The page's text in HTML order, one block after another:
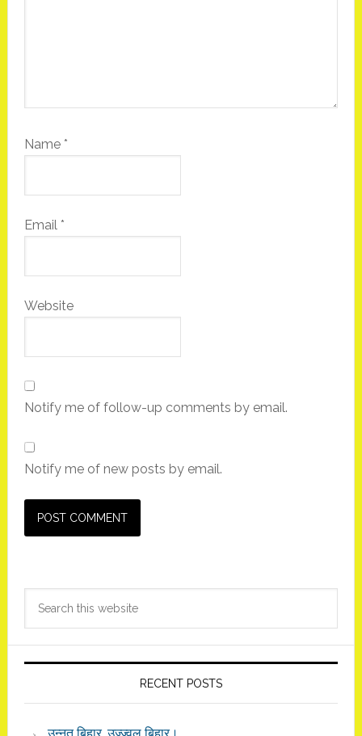
Name *
Email *
Website
Notify me of follow-up comments by email.
Notify me of new posts by email.
Primary
Sidebar
RECENT POSTS